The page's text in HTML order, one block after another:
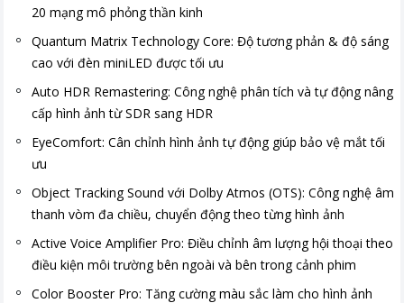
20 mạng mô phỏng thần kinh
Quantum Matrix Technology Core: Độ tương phản & độ sáng
cao với đèn miniLED được tối ưu
Auto HDR Remastering: Công nghệ phân tích và tự động nâng
cấp hình ảnh từ SDR sang HDR
EyeComfort: Cân chỉnh hình ảnh tự động giúp bảo vệ mắt tối
ưu
Object Tracking Sound với Dolby Atmos (OTS): Công nghệ âm
thanh vòm đa chiều, chuyển động theo từng hình ảnh
Active Voice Amplifier Pro: Điều chỉnh âm lượng hội thoại theo
điều kiện môi trường bên ngoài và bên trong cảnh phim
Color Booster Pro: Tăng cường màu sắc làm cho hình ảnh